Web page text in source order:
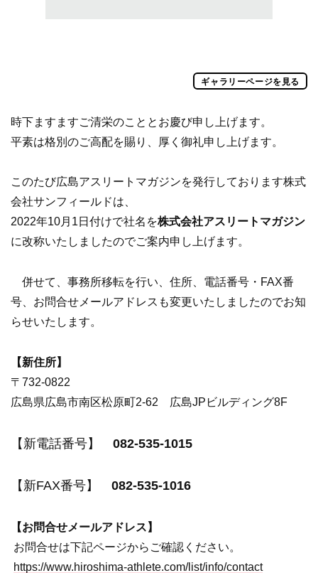
ギャラリーページを見る
時下ますますご清栄のこととお慶び申し上げます。
平素は格別のご高配を賜り、厚く御礼申し上げます。
このたび広島アスリートマガジンを発行しております株式
会社サンフィールドは、
2022年10月1日付けで社名を株式会社アスリートマガジン
に改称いたしましたのでご案内申し上げます。
併せて、事務所移転を行い、住所、電話番号・FAX番
号、お問合せメールアドレスも変更いたしましたのでお知
らせいたします。
【新住所】
〒732-0822
広島県広島市南区松原町2-62 広島JPビルディング8F
【新電話番号】 082-535-1015
【新FAX番号】 082-535-1016
【お問合せメールアドレス】
お問合せは下記ページからご確認ください。
https://www.hiroshima-athlete.com/list/info/contact